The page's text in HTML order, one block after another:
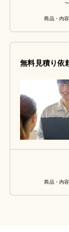
商品・内
無料見積り依
商品・内